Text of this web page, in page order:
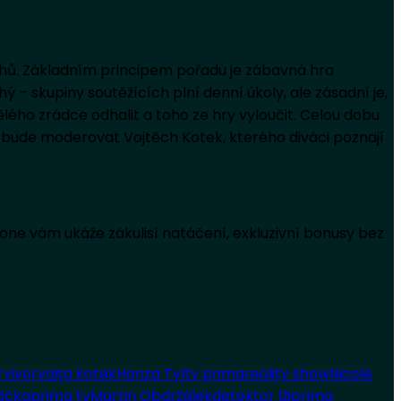
Základním principem pořadu je zábavná hra
– skupiny soutěžících plní denní úkoly, ale zásadní je,
zrádce odhalit a toho ze hry vyloučit. Celou dobu
moderovat Vojtěch Kotek, kterého diváci poznají
vám ukáže zákulisí natáčení, exkluzivní bonusy bez
vojta kotekHonza Tyltv primareality showNicole
prima tvMartin Obdržálekdetektor lžiprima